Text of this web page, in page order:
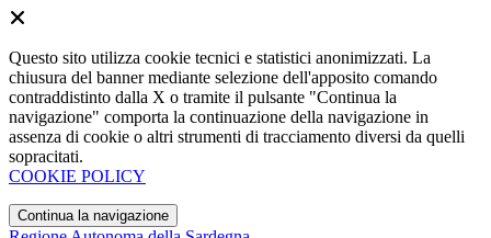
Questo sito utilizza cookie tecnici e statistici anonimizzati. La
chiusura del banner mediante selezione dell'apposito comando
contraddistinto dalla X o tramite il pulsante "Continua la
navigazione" comporta la continuazione della navigazione in
assenza di cookie o altri strumenti di tracciamento diversi da quelli
sopracitati.
COOKIE POLICY
Continua la navigazione